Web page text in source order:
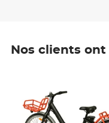
Nos clients